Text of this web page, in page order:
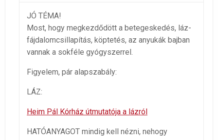
JÓ TÉMA!
Most, hogy megkezdődött a betegeskedés, láz-
fájdalomcsillapítás, köptetés, az anyukák bajban
vannak a sokféle gyógyszerrel.
Figyelem, pár alapszabály:
LÁZ:
Heim Pál Kórház útmutatója a lázról
HATÓANYAGOT mindig kell nézni, nehogy